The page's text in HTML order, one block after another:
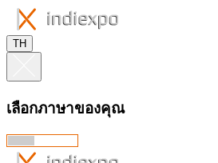
TH
เลือกภาษาของคุณ